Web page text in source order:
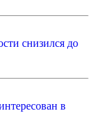
снизился до
в